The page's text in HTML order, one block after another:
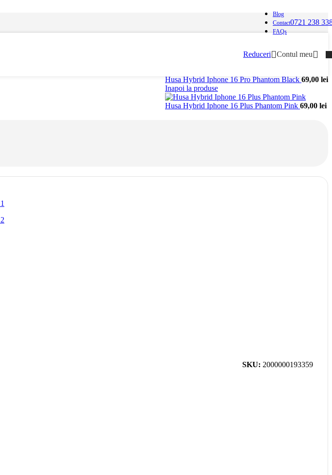
Blog
Contact
FAQs
0721 238
Reduceri Contul meu
Husa Hybrid Iphone 16 Pro Phantom Black 69,00 lei
Inapoi la produse
Husa Hybrid Iphone 16 Plus Phantom Pink 69,00 lei
SKU: 2000000193359